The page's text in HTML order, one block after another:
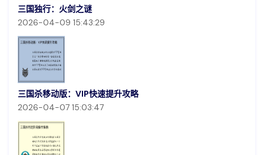
三国独行：火剑之谜
2026-04-09 15:43:29
三国杀移动版：VIP快速提升攻略
2026-04-07 15:03:47